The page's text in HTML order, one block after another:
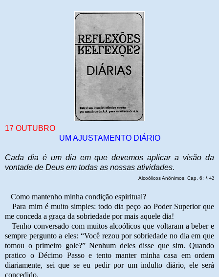
17 OUTUBRO
UM AJUSTAMENTO DIÁRIO
Cada dia é um dia em que devemos aplicar a visão da
vontade de Deus em todas as nossas atividades.
Alcoólicos Anônimos, Cap. 6; § 42
Como mantenho minha condição espiritual?
Para mim é muito simples: todo dia peço ao Poder Superior que
me conceda a graça da sobriedade por mais aquele dia!
Tenho conversado com muitos alcoólicos que voltaram a beber e
sempre pergunto a eles: “Você rezou por sobriedade no dia em que
tomou o primeiro gole?” Nenhum deles disse que sim. Quando
pratico o Décimo Passo e tento manter minha casa em ordem
diariamente, sei que se eu pedir por um indulto diário, ele será
concedido.